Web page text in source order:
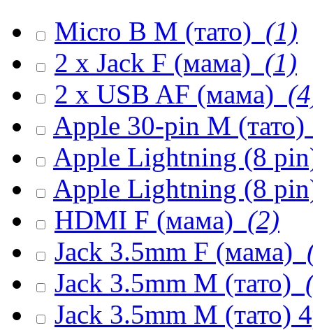
Micro B M (тато) (1)
2 x Jack F (мама) (1)
2 x USB AF (мама)
Apple 30-pin M (тато)
Apple Lightning (8
Apple Lightning (8
HDMI F (мама) (2)
Jack 3.5mm F (мама)
Jack 3.5mm M (тато)
Jack 3.5mm M (тато)